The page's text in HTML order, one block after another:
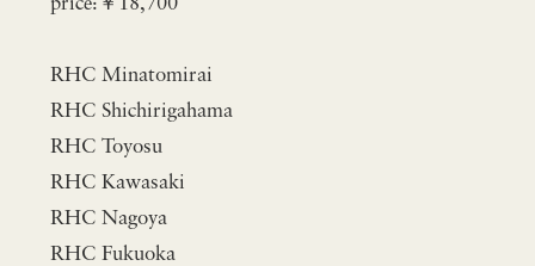
price:￥18,700
RHC Minatomirai
RHC Shichirigahama
RHC Toyosu
RHC Kawasaki
RHC Nagoya
RHC Fukuoka